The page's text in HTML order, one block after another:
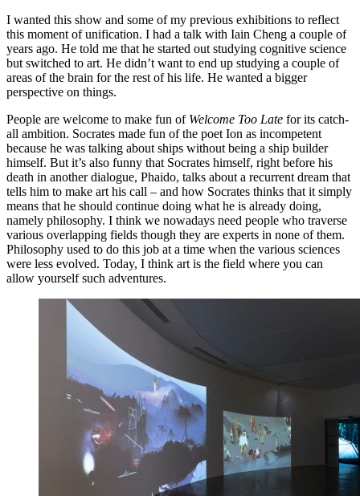
I wanted this show and some of my previous exhibitions to reflect
this moment of unification. I had a talk with Iain Cheng a couple of
years ago. He told me that he started out studying cognitive science
but switched to art. He didn’t want to end up studying a couple of
areas of the brain for the rest of his life. He wanted a bigger
perspective on things.
People are welcome to make fun of Welcome Too Late for its catch-
all ambition. Socrates made fun of the poet Ion as incompetent
because he was talking about ships without being a ship builder
himself. But it’s also funny that Socrates himself, right before his
death in another dialogue, Phaido, talks about a recurrent dream that
tells him to make art his call – and how Socrates thinks that it simply
means that he should continue doing what he is already doing,
namely philosophy. I think we nowadays need people who traverse
various overlapping fields though they are experts in none of them.
Philosophy used to do this job at a time when the various sciences
were less evolved. Today, I think art is the field where you can
allow yourself such adventures.